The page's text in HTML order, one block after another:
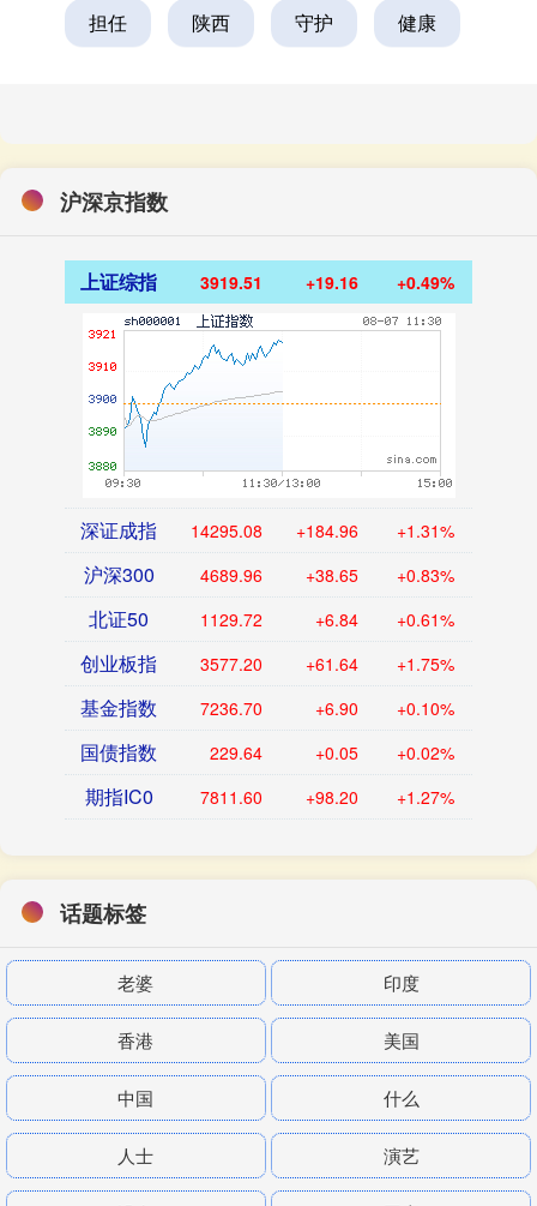
担任 陕西 守护 健康
沪深京指数
上证综指 3919.51 +19.16 +0.49%
深证成指 14295.08 +184.96 +1.31%
沪深300 4689.96 +38.65 +0.83%
北证50 1129.72 +6.84 +0.61%
创业板指 3577.20 +61.64 +1.75%
基金指数 7236.70 +6.90 +0.10%
国债指数 229.64 +0.05 +0.02%
期指IC0 7811.60 +98.20 +1.27%
话题标签
老婆 印度
香港 美国
中国 什么
人士 演艺